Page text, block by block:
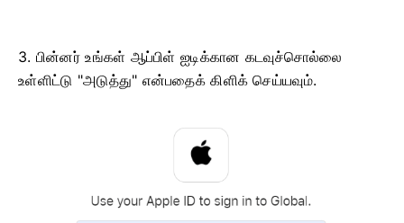
3. பின்னர் உங்கள் ஆப்பிள் ஐடிக்கான கடவுச்சொல்லை
உள்ளிட்டு "அடுத்து" என்பதைக் கிளிக் செய்யவும்.